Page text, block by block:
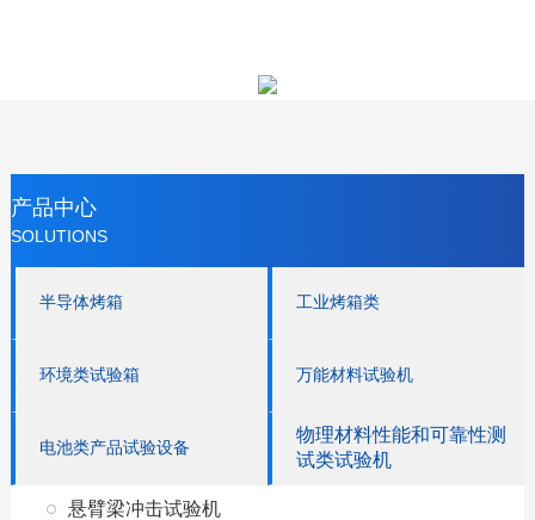
产品中心
SOLUTIONS
半导体烤箱 工业烤箱类
环境类试验箱 万能材料试验机
电池类产品试验设备
物理材料性能和可靠性测
试类试验机
悬臂梁冲击试验机